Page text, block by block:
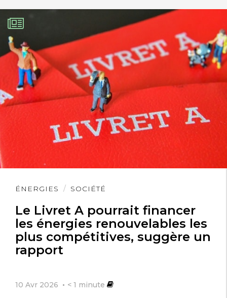
ÉNERGIES SOCIÉTÉ
Le Livret A pourrait financer
les énergies renouvelables les
plus compétitives, suggère un
rapport
10 Avr 2026 < 1 minute
Lire